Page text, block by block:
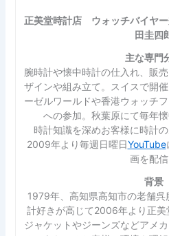
正美堂時計店 ウォッチバイヤ
田圭四
主な専門
腕時計や懐中時計の仕入れ、販
ザインや組み立て。スイスで開
ーゼルワールドや香港ウォッチ
への参加。秋葉原にて毎年
時計知識を深めお客様に時計
2009年より毎週日曜日YouTube
画を配信
背景
1979年、高知県高知市の老舗
計好きが高じて2006年より正美
ジャケットやジーンズなどアメ